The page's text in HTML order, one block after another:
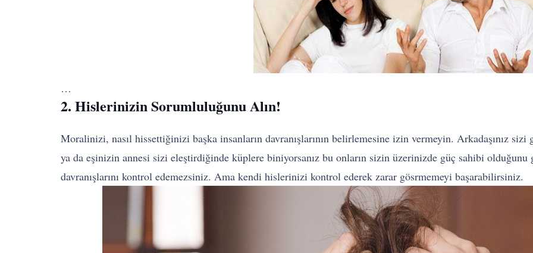
…
2. Hislerinizin Sorumluluğunu Alın!
Moralinizi, nasıl hissettiğinizi başka insanların davranışlarının belirlemesine izin vermeyin. Arkadaşınız
ya da eşinizin annesi sizi eleştirdiğinde küplere biniyorsanız bu onların sizin üzerinizde güç sahibi olduğunu
davranışlarını kontrol edemezsiniz. Ama kendi hislerinizi kontrol ederek zarar gösrmemeyi başarabilirsiniz.